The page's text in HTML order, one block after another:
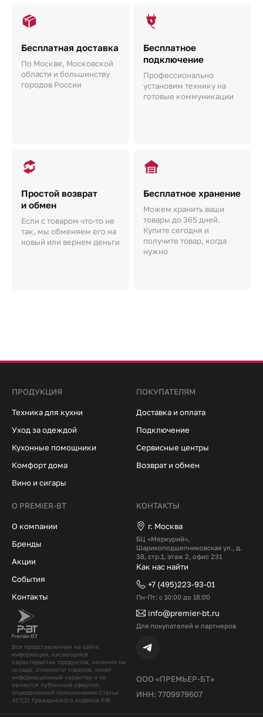
Бесплатная доставка
По Москве, Московской
области и большинству
городов России
Бесплатное
подключение
Профессионально
установим технику на
готовые коммуникации
Простой возврат
и обмен
Если с товаром что-то не
так, мы обменяем его на
новый или вернем деньги
Бесплатное хранение
Можем хранить ваши
товары до 365 дней.
Купите сегодня и
получите товар, когда
нужно
Вся представленная на сайте
информация, касающаяся
характеристик продуктов, наличия на
складе, стоимости товаров, носит
информационный характер и не
является публичной офертой,
определяемой положениями Статьи
437(2) Гражданского кодекcа РФ.
ООО «ПРЕМЬЕР-БТ»
ИНН: 7709979607
ПРОДУКЦИЯ
Техника для кухни
Уход за одеждой
Кухонные помощники
Комфорт дома
Вино и сигары
ПОКУПАТЕЛЯМ
Доставка и оплата
Подключение
Сервисные центры
Возврат и обмен
О PREMIER-BT
О компании
Бренды
Акции
События
Контакты
КОНТАКТЫ
г. Москва
БЦ «Меркурий»,
Шарикоподшипниковская ул., д.
38, стр.1, этаж 2, офис 231
Как нас найти
+7 (495)223-93-01
Пн-Пт: с 10:00 до 18:00
info@premier-bt.ru
Для покупателей и партнеров